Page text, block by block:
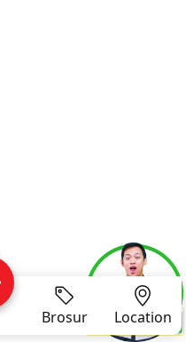
Location
About Us
Brosur Location